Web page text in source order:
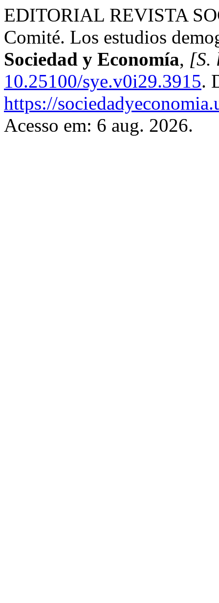
EDITORIAL REVISTA
Comité. Los estudios
Sociedad y Economía, [S.
10.25100/sye.v0i29.3915.
https://
Acesso em: 6 aug. 2026.